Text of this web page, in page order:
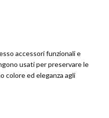
accessori funzionali e
usati per preservare le
colore ed eleganza agli